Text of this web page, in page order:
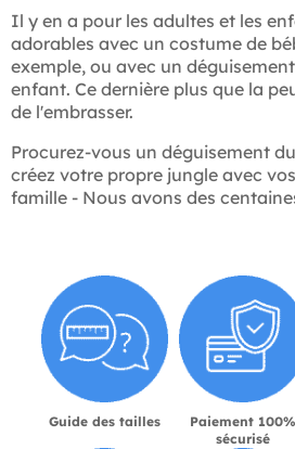
Il y en a pour les adultes et les
adorables avec un costume de
exemple, ou avec un
enfant. Ce dernière plus que la
de l'embrasser.
Procurez-vous un déguisement
créez votre propre jungle avec
famille - Nous avons des
Guide des tailles
Paiement 100%
sécurisé